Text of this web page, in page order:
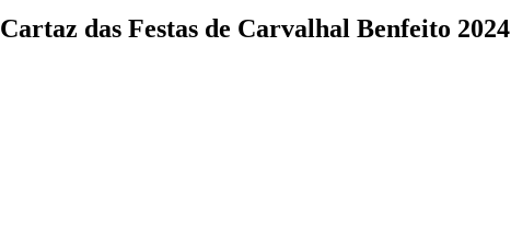
Cartaz das Festas de Carvalhal Benfeito 2024